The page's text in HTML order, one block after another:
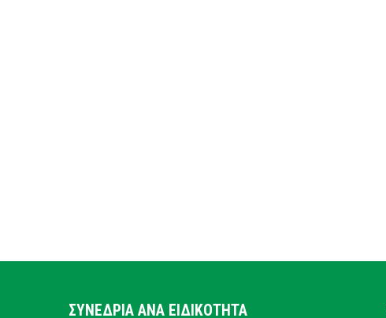
ΣΥΝΕΔΡΙΑ ΑΝΑ ΕΙΔΙΚΟΤΗΤΑ